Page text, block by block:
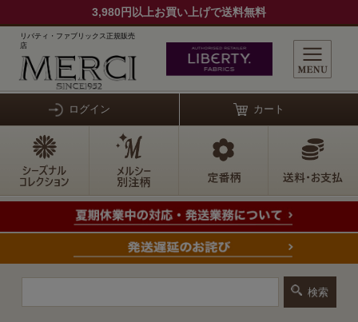
3,980円以上お買い上げで送料無料
リバティ・ファブリックス正規販売
店
ログイン カート